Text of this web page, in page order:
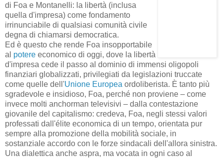
di Foa e Montanelli: la libertà (inclusa
quella d'impresa) come fondamento
irrinunciabile di qualsiasi comunità civile
degna di chiamarsi democratica.
Ed è questo che rende Foa insopportabile
al potere economico di oggi, dove la libertà
d'impresa cede il passo al dominio di immensi oligopoli
finanziari globalizzati, privilegiati da legislazioni truccate
come quelle dell'Unione Europea ordoliberista. È tanto più
sgradevole e insidioso, Foa, perché non proviene – come
invece molti anchorman televisivi – dalla contestazione
giovanile del capitalismo: credeva, Foa, negli stessi valori
professati dall'élite economica di un tempo, orientata pur
sempre alla promozione della mobilità sociale, in
sostanziale accordo con le forze sindacali dell'allora sinistra.
Una dialettica anche aspra, ma vocata in ogni caso al